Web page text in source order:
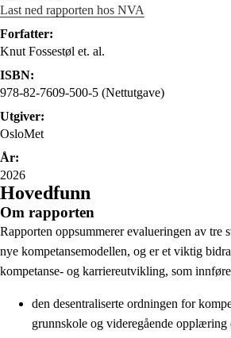
Last ned rapporten hos NVA
Forfatter:
Knut Fossestøl et. al.
ISBN:
978-82-7609-500-5 (Nettutgave)
Utgiver:
OsloMet
År:
2026
Hovedfunn
Om rapporten
Rapporten oppsummerer evalueringen av tre
nye kompetansemodellen, og er et viktig
kompetanse- og karriereutvikling, som
den desentraliserte ordningen for
grunnskole og videregående